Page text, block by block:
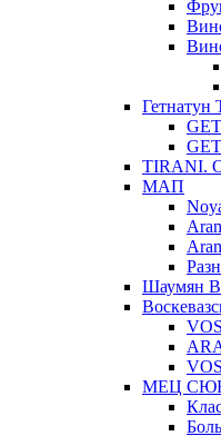
Гетнатун
TIRANI.
МАП
Шаумян
МЕЦ